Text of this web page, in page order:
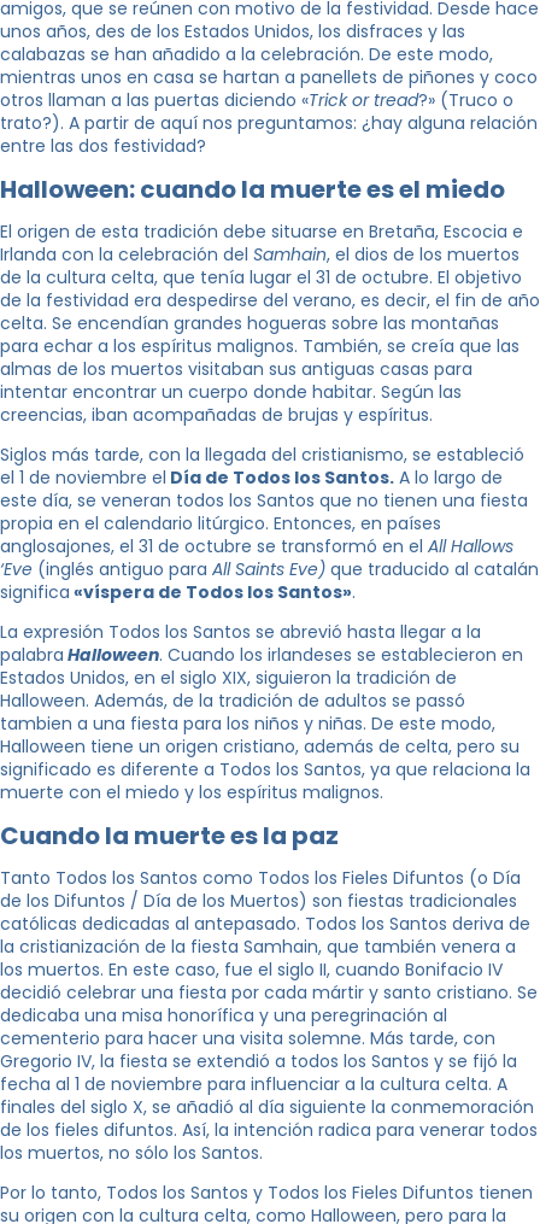
amigos, que se reúnen con motivo de la festividad. Desde hace
unos años, des de los Estados Unidos, los disfraces y las
calabazas se han añadido a la celebración. De este modo,
mientras unos en casa se hartan a panellets de piñones y coco
otros llaman a las puertas diciendo «Trick or tread?» (Truco o
trato?). A partir de aquí nos preguntamos: ¿hay alguna relación
entre las dos festividad?
Halloween: cuando la muerte es el miedo
El origen de esta tradición debe situarse en Bretaña, Escocia e
Irlanda con la celebración del Samhain, el dios de los muertos
de la cultura celta, que tenía lugar el 31 de octubre. El objetivo
de la festividad era despedirse del verano, es decir, el fin de año
celta. Se encendían grandes hogueras sobre las montañas
para echar a los espíritus malignos. También, se creía que las
almas de los muertos visitaban sus antiguas casas para
intentar encontrar un cuerpo donde habitar. Según las
creencias, iban acompañadas de brujas y espíritus.
Siglos más tarde, con la llegada del cristianismo, se estableció
el 1 de noviembre el Día de Todos los Santos. A lo largo de
este día, se veneran todos los Santos que no tienen una fiesta
propia en el calendario litúrgico. Entonces, en países
anglosajones, el 31 de octubre se transformó en el All Hallows
‘Eve (inglés antiguo para All Saints Eve) que traducido al catalán
significa «víspera de Todos los Santos».
La expresión Todos los Santos se abrevió hasta llegar a la
palabra Halloween. Cuando los irlandeses se establecieron en
Estados Unidos, en el siglo XIX, siguieron la tradición de
Halloween. Además, de la tradición de adultos se passó
tambien a una fiesta para los niños y niñas. De este modo,
Halloween tiene un origen cristiano, además de celta, pero su
significado es diferente a Todos los Santos, ya que relaciona la
muerte con el miedo y los espíritus malignos.
Cuando la muerte es la paz
Tanto Todos los Santos como Todos los Fieles Difuntos (o Día
de los Difuntos / Día de los Muertos) son fiestas tradicionales
católicas dedicadas al antepasado. Todos los Santos deriva de
la cristianización de la fiesta Samhain, que también venera a
los muertos. En este caso, fue el siglo II, cuando Bonifacio IV
decidió celebrar una fiesta por cada mártir y santo cristiano. Se
dedicaba una misa honorífica y una peregrinación al
cementerio para hacer una visita solemne. Más tarde, con
Gregorio IV, la fiesta se extendió a todos los Santos y se fijó la
fecha al 1 de noviembre para influenciar a la cultura celta. A
finales del siglo X, se añadió al día siguiente la conmemoración
de los fieles difuntos. Así, la intención radica para venerar todos
los muertos, no sólo los Santos.
Por lo tanto, Todos los Santos y Todos los Fieles Difuntos tienen
su origen con la cultura celta, como Halloween, pero para la